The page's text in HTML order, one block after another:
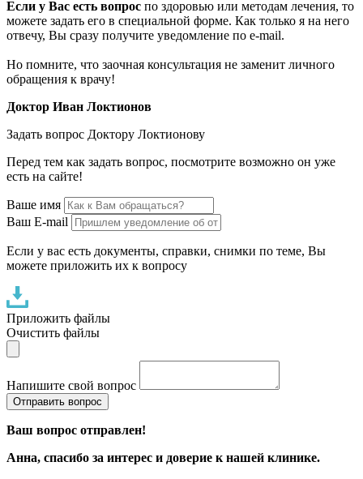
Если у Вас есть вопрос по здоровью или методам лечения, то
можете задать его в специальной форме. Как только я на него
отвечу, Вы сразу получите уведомление по e-mail.
Но помните, что заочная консультация не заменит личного
обращения к врачу!
Доктор Иван Локтионов
Задать вопрос Доктору Локтионову
Перед тем как задать вопрос, посмотрите возможно он уже
есть на сайте!
Ваше имя
Ваш E-mail
Если у вас есть документы, справки, снимки по теме, Вы
можете приложить их к вопросу
Приложить файлы
Очистить файлы
Напишите свой вопрос
Отправить вопрос
Ваш вопрос отправлен!
Анна, спасибо за интерес и доверие к нашей клинике.